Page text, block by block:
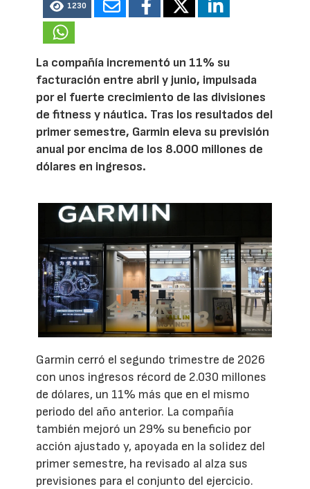
1230
La compañía incrementó un 11% su
facturación entre abril y junio, impulsada
por el fuerte crecimiento de las divisiones
de fitness y náutica. Tras los resultados del
primer semestre, Garmin eleva su previsión
anual por encima de los 8.000 millones de
dólares en ingresos.
Garmin cerró el segundo trimestre de 2026
con unos ingresos récord de 2.030 millones
de dólares, un 11% más que en el mismo
periodo del año anterior. La compañía
también mejoró un 29% su beneficio por
acción ajustado y, apoyada en la solidez del
primer semestre, ha revisado al alza sus
previsiones para el conjunto del ejercicio.